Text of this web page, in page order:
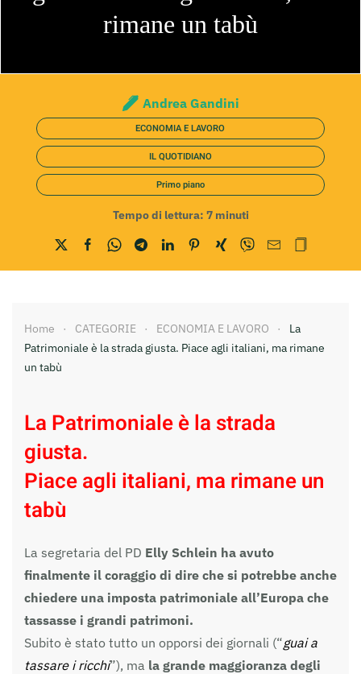
rimane un tabù
Andrea Gandini
ECONOMIA E LAVORO
IL QUOTIDIANO
Primo piano
Tempo di lettura: 7 minuti
Home CATEGORIE ECONOMIA E LAVORO
La
Patrimoniale è la strada giusta. Piace agli italiani, ma rimane
un tabù
La Patrimoniale è la strada
giusta.
Piace agli italiani, ma rimane un
tabù
La segretaria del PD Elly Schlein ha avuto
finalmente il coraggio di dire che si potrebbe anche
chiedere una imposta patrimoniale all’Europa che
tassasse i grandi patrimoni.
Subito è stato tutto un opporsi dei giornali (“guai a
tassare i ricchi”), ma la grande maggioranza degli